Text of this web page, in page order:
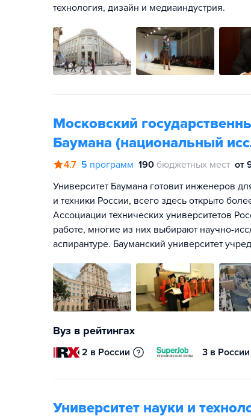
технология, дизайн и медиаиндустрия.
Московский
Баумана (национальный
4.7 5 программ 190 бюджетных мест от
Университет Баумана готовит инженеров
и техники России, всего здесь открыто
Ассоциации технических университетов
работе, многие из них выбирают научно-
аспирантуре. Бауманский университет
Вуз в рейтингах
2 в России 3 в России
Университет науки и